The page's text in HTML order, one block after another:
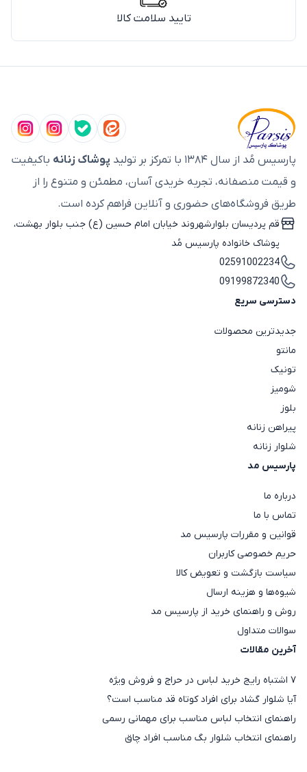
تایید سلامت کالا
پارسیس مُد از سال ۱۳۸۴ با تمرکز بر تولید پوشاک زنانه باکیفیت
و قیمت منصفانه، تجربه خریدی آسان، مطمئن و متنوع را از
طریق فروشگاه‌های حضوری و آنلاین فراهم کرده است.
قم پردیسان بلوارشهروند خیابان امام حسین (ع) جنب بلوار بهشت،
پوشاک خانواده پارسیس مُد
02591002234
09199872340
دسترسی سریع
جدیدترین محصولات
مانتو
تونیک
شومیز
بلوز
پیراهن زنانه
شلوار زنانه
پارسیس مد
درباره ما
تماس با ما
قوانین و مقررات پارسیس مد
حریم خصوصی کاربران
سیاست بازگشت و تعویض کالا
شیوه‌ها و هزینه ارسال
روش و راهنمای خرید از پارسیس مد
سوالات متداول
آخرین مقالات
۷ اشتباه رایج خرید لباس در حراج و فروش ویژه
آیا شلوار گشاد برای افراد کوتاه قد مناسب است؟
راهنمای انتخاب لباس مناسب برای مهمانی رسمی
راهنمای انتخاب شلوار بگ مناسب افراد چاق